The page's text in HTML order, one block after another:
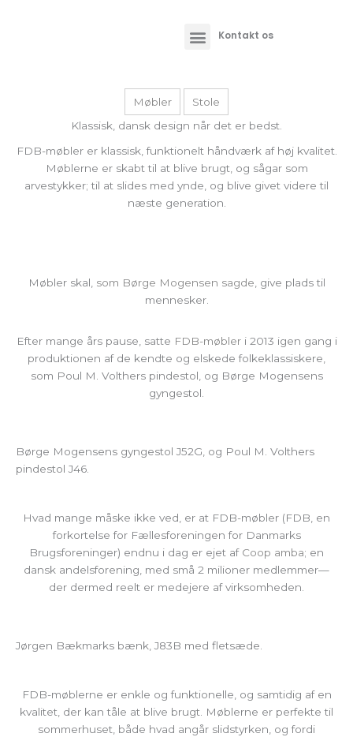
Kontakt os
Møbler
Stole
Klassisk, dansk design når det er bedst.
FDB-møbler er klassisk, funktionelt håndværk af høj kvalitet.
Møblerne er skabt til at blive brugt, og sågar som
arvestykker; til at slides med ynde, og blive givet videre til
næste generation.
Møbler skal, som Børge Mogensen sagde, give plads til
mennesker.
Efter mange års pause, satte FDB-møbleri 2013 igen gang i
produktionen af de kendte og elskede folkeklassiskere,
som Poul M. Volthers pindestol, og Børge Mogensens
gyngestol.
Børge Mogensens gyngestol J52G, og Poul M. Volthers
pindestol J46.
Hvad mange måske ikke ved, er at FDB-møbler (FDB, en
forkortelse for Fællesforeningen for Danmarks
Brugsforeninger) endnu i dag er ejet af Coop amba; en
dansk andelsforening, med små 2 milioner medlemmer—
der dermed reelt er medejere af virksomheden.
Jørgen Bækmarks bænk, J83B med fletsæde.
FDB-møblerne er enkle og funktionelle, og samtidig af en
kvalitet, der kan tåle at blive brugt. Møblerne er perfekte til
sommerhuset, både hvad angår slidstyrken, og fordi